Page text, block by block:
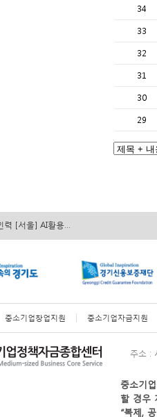
34
33
32
31
30
29
력 [서울] AI활용...
력 [전국] 2026...
영 [서울] 서초구 ...
중소기업창업지원 중소기업자금지원
주소 :
할 경우